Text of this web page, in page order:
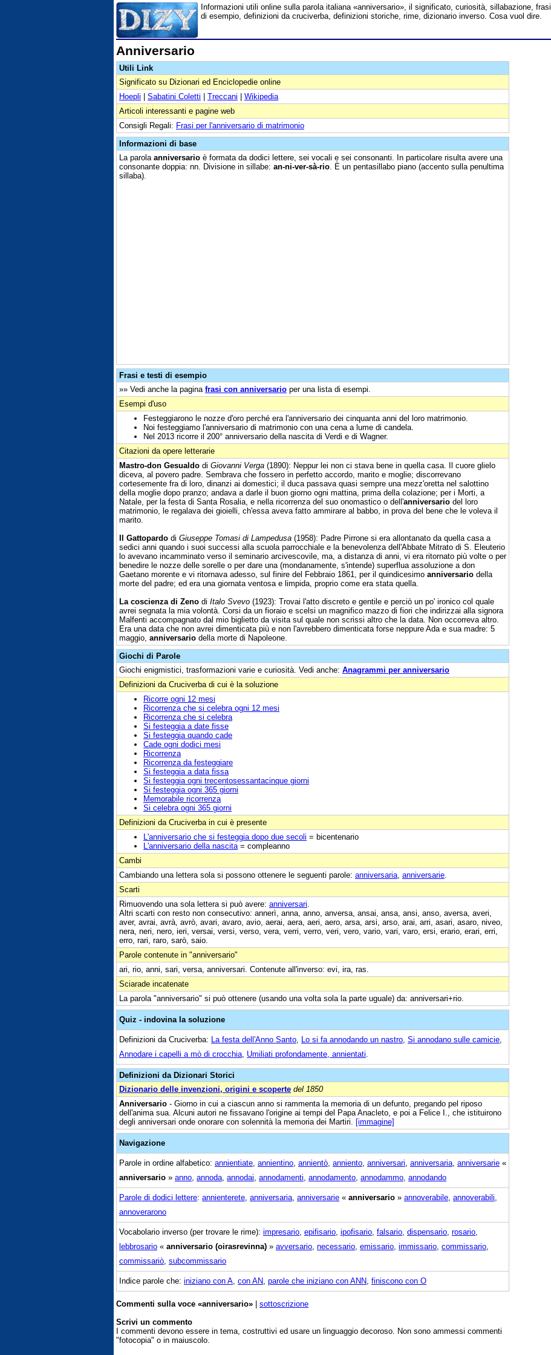
Informazioni utili online sulla parola italiana «anniversario», il significato, curiosità, sillabazione, frasi
di esempio, definizioni da cruciverba, definizioni storiche, rime, dizionario inverso. Cosa vuol dire.
Anniversario
Utili Link
Significato su Dizionari ed Enciclopedie online
Hoepli | Sabatini Coletti | Treccani | Wikipedia
Articoli interessanti e pagine web
Consigli Regali: Frasi per l'anniversario di matrimonio
Informazioni di base
La parola anniversario è formata da dodici lettere, sei vocali e sei consonanti. In particolare risulta avere una
consonante doppia: nn. Divisione in sillabe: an-ni-ver-sà-rio . È un pentasillabo piano (accento sulla penultima
sillaba).
Frasi e testi di esempio
»» Vedi anche la pagina frasi con anniversario per una lista di esempi.
Esempi d'uso
Festeggiarono le nozze d'oro perché era l'anniversario dei cinquanta anni del loro matrimonio.
Noi festeggiamo l'anniversario di matrimonio con una cena a lume di candela.
Nel 2013 ricorre il 200° anniversario della nascita di Verdi e di Wagner.
Citazioni da opere letterarie
Mastro-don Gesualdo di Giovanni Verga (1890): Neppur lei non ci stava bene in quella casa. Il cuore glielo
diceva, al povero padre. Sembrava che fossero in perfetto accordo, marito e moglie; discorrevano
cortesemente fra di loro, dinanzi ai domestici; il duca passava quasi sempre una mezz'oretta nel salottino
della moglie dopo pranzo; andava a darle il buon giorno ogni mattina, prima della colazione; per i Morti, a
Natale, per la festa di Santa Rosalia, e nella ricorrenza del suo onomastico o dell'anniversario del loro
matrimonio, le regalava dei gioielli, ch'essa aveva fatto ammirare al babbo, in prova del bene che le voleva il
marito.
Il Gattopardo di Giuseppe Tomasi di Lampedusa (1958): Padre Pirrone si era allontanato da quella casa a
sedici anni quando i suoi successi alla scuola parrocchiale e la benevolenza dell'Abbate Mitrato di S. Eleuterio
lo avevano incamminato verso il seminario arcivescovile, ma, a distanza di anni, vi era ritornato più volte o per
benedire le nozze delle sorelle o per dare una (mondanamente, s'intende) superflua assoluzione a don
Gaetano morente e vi ritornava adesso, sul finire del Febbraio 1861, per il quindicesimo anniversario della
morte del padre; ed era una giornata ventosa e limpida, proprio come era stata quella.
La coscienza di Zeno di Italo Svevo (1923): Trovai l'atto discreto e gentile e perciò un po' ironico col quale
avrei segnata la mia volontà. Corsi da un fioraio e scelsi un magnifico mazzo di fiori che indirizzai alla signora
Malfenti accompagnato dal mio biglietto da visita sul quale non scrissi altro che la data. Non occorreva altro.
Era una data che non avrei dimenticata più e non l'avrebbero dimenticata forse neppure Ada e sua madre: 5
maggio, anniversario della morte di Napoleone.
Giochi di Parole
Giochi enigmistici, trasformazioni varie e curiosità. Vedi anche: Anagrammi per anniversario
Definizioni da Cruciverba di cui è la soluzione
Ricorre ogni 12 mesi
Ricorrenza che si celebra ogni 12 mesi
Ricorrenza che si celebra
Si festeggia a date fisse
Si festeggia quando cade
Cade ogni dodici mesi
Ricorrenza
Ricorrenza da festeggiare
Si festeggia a data fissa
Si festeggia ogni trecentosessantacinque giorni
Si festeggia ogni 365 giorni
Memorabile ricorrenza
Si celebra ogni 365 giorni
Definizioni da Cruciverba in cui è presente
L'anniversario che si festeggia dopo due secoli = bicentenario
L'anniversario della nascita = compleanno
Cambi
Cambiando una lettera sola si possono ottenere le seguenti parole: anniversaria anniversarie
Scarti
Rimuovendo una sola lettera si può avere: anniversari
Altri scarti con resto non consecutivo: annerì, anna, anno, anversa, ansai, ansa, ansi, anso, aversa, averi,
aver, avrai, avrà, avrò, avari, avaro, avio, aerai, aera, aeri, aero, arsa, arsi, arso, arai, arri, asari, asaro, niveo,
nera, neri, nero, ieri, versai, versi, verso, vera, verri, verro, veri, vero, vario, vari, varo, ersi, erario, erari, erri,
erro, rari, raro, sarò, saio.
Parole contenute in "anniversario"
ari, rio, anni, sari, versa, anniversari. Contenute all'inverso: evi, ira, ras.
Sciarade incatenate
La parola "anniversario" si può ottenere (usando una volta sola la parte uguale) da: anniversari+rio.
Quiz - indovina la soluzione
Definizioni da Cruciverba: La festa dell'Anno Santo Lo si fa annodando un nastro Si annodano sulle camicie
Annodare i capelli a mò di crocchia Umiliati profondamente, annientati
Definizioni da Dizionari Storici
Dizionario delle invenzioni, origini e scoperte del 1850
Anniversario - Giorno in cui a ciascun anno si rammenta la memoria di un defunto, pregando pel riposo
dell'anima sua. Alcuni autori ne fissavano l'origine ai tempi del Papa Anacleto, e poi a Felice I., che istituirono
degli anniversari onde onorare con solennità la memoria dei Martiri. [immagine]
Navigazione
Parole in ordine alfabetico: annientiate annientino annientò anniento anniversari anniversaria anniversarie «
anniversario » anno annoda annodai annodamenti annodamento annodammo annodando
Parole di dodici lettere: annienterete anniversaria anniversarie « anniversario » annoverabile annoverabili
annoverarono
Vocabolario inverso (per trovare le rime): impresario epifisario ipofisario falsario dispensario rosario
lebbrosario « anniversario (oirasrevinna) » avversario necessario emissario immissario commissario
commissariò subcommissario
Indice parole che: iniziano con A con AN parole che iniziano con ANN finiscono con O
Commenti sulla voce «anniversario» | sottoscrizione
Scrivi un commento
I commenti devono essere in tema, costruttivi ed usare un linguaggio decoroso. Non sono ammessi commenti
"fotocopia" o in maiuscolo.